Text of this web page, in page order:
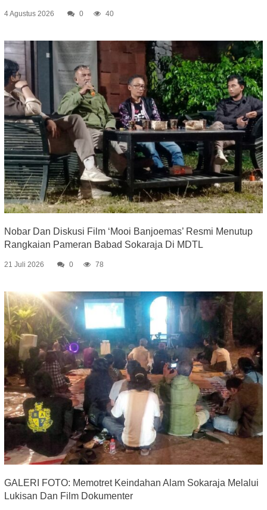
4 Agustus 2026 0 40
Nobar Dan Diskusi Film ‘Mooi Banjoemas’ Resmi Menutup
Rangkaian Pameran Babad Sokaraja Di MDTL
21 Juli 2026 0 78
GALERI FOTO: Memotret Keindahan Alam Sokaraja Melalui
Lukisan Dan Film Dokumenter